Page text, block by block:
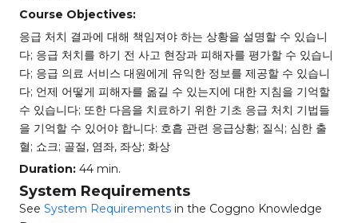
Course Objectives:
응급 처치 결과에 대해 책임져야 하는 상황을 설명할 수 있습니
다; 응급 처치를 하기 전 사고 현장과 피해자를 평가할 수 있습니
다; 응급 의료 서비스 대원에게 유익한 정보를 제공할 수 있습니
다; 언제 어떻게 피해자를 옮길 수 있는지에 대한 지침을 기억할
수 있습니다; 또한 다음을 치료하기 위한 기초 응급 처치 기법들
을 기억할 수 있어야 합니다: 호흡 관련 응급상황; 질식; 심한 출
혈; 쇼크; 골절, 염좌, 좌상; 화상
Duration: 44 min.
System Requirements
See System Requirements in the Coggno Knowledge